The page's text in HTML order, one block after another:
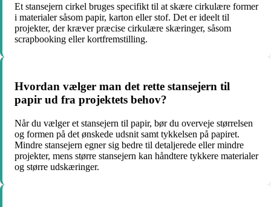
Et stansejern cirkel bruges specifikt til at skære cirkulære former
i materialer såsom papir, karton eller stof. Det er ideelt til
projekter, der kræver præcise cirkulære skæringer, såsom
scrapbooking eller kortfremstilling.
Hvordan vælger man det rette stansejern til
papir ud fra projektets behov?
Når du vælger et stansejern til papir, bør du overveje størrelsen
og formen på det ønskede udsnit samt tykkelsen på papiret.
Mindre stansejern egner sig bedre til detaljerede eller mindre
projekter, mens større stansejern kan håndtere tykkere materialer
og større udskæringer.